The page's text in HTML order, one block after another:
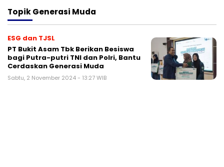
TopikGenerasi Muda
ESG dan TJSL
PT Bukit Asam Tbk Berikan Besiswa
bagi Putra-putri TNI dan Polri, Bantu
Cerdaskan Generasi Muda
Sabtu, 2 November 2024 - 13:27 WIB